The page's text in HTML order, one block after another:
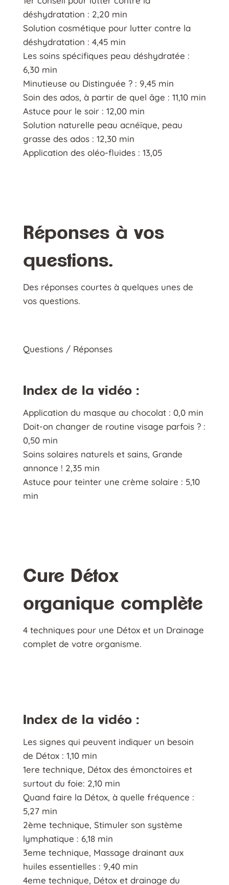
déshydratation : 2,20 min
Solution cosmétique pour lutter contre la
déshydratation : 4,45 min
Les soins spécifiques peau déshydratée :
6,30 min
Minutieuse ou Distinguée ? : 9,45 min
Soin des ados, à partir de quel âge : 11,10 min
Astuce pour le soir : 12,00 min
Solution naturelle peau acnéïque, peau
grasse des ados : 12,30 min
Application des oléo-fluides : 13,05
Réponses à vos
questions.
Des réponses courtes à quelques unes de
vos questions.
Questions / Réponses
Index de la vidéo :
Application du masque au chocolat : 0,0 min
Doit-on changer de routine visage parfois ? :
0,50 min
Soins solaires naturels et sains, Grande
annonce ! 2,35 min
Astuce pour teinter une crème solaire : 5,10
min
Cure Détox
organique complète
4 techniques pour une Détox et un Drainage
complet de votre organisme.
Index de la vidéo :
Les signes qui peuvent indiquer un besoin
de Détox : 1,10 min
1ere technique, Détox des émonctoires et
surtout du foie: 2,10 min
Quand faire la Détox, à quelle fréquence :
5,27 min
2ème technique, Stimuler son système
lymphatique : 6,18 min
3eme technique, Massage drainant aux
huiles essentielles : 9,40 min
4eme technique, Détox et drainage du